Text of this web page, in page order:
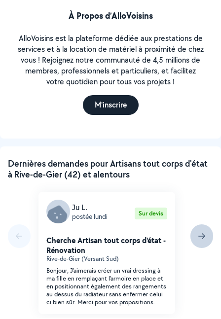
À Propos d’AlloVoisins
AlloVoisins est la plateforme dédiée aux prestations de
services et à la location de matériel à proximité de chez
vous ! Rejoignez notre communauté de 4,5 millions de
membres, professionnels et particuliers, et facilitez
votre quotidien pour tous vos projets !
M'inscrire
Dernières demandes pour Artisans tout corps d'état
à Rive-de-Gier (42) et alentours
Ju L.
postée lundi Sur devis
Cherche Artisan tout corps d'état -
Rénovation
Rive-de-Gier (Versant Sud)
Bonjour, J'aimerais créer un vrai dressing à
ma fille en remplaçant l'armoire en place et
en positionnant également des rangements
au dessus du radiateur sans enfermer celui
ci bien sûr. Merci pour vos propositions.